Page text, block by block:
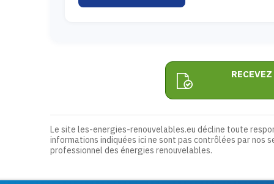
Le site les-energies-renouvelables.eu décline toute
informations indiquées ici ne sont pas contrôlées par nos
professionnel des énergies renouvelables.